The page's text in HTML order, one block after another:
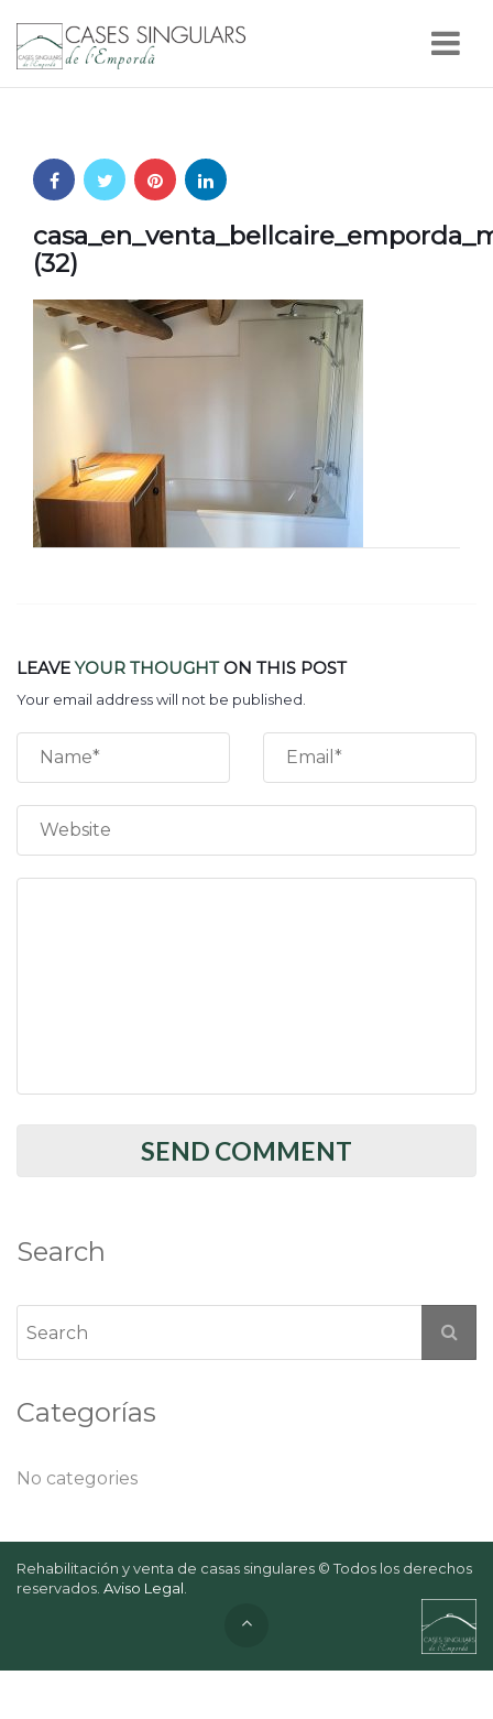
(32)
LEAVEYOUR THOUGHTON THIS POST
Your email address will not be published.
Search
Categorías
No categories
Rehabilitación y venta de casas singulares © Todos los derechos
reservados. Aviso Legal